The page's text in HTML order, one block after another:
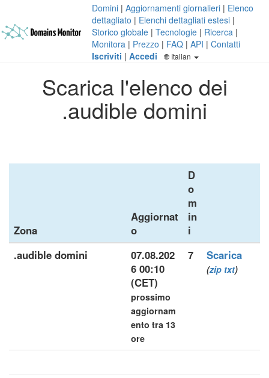
Domini | Aggiornamenti giornalieri | Elenco
dettagliato | Elenchi dettagliati estesi |
Storico globale | Tecnologie | Ricerca |
Monitora | Prezzo | FAQ | API | Contatti
Iscriviti | Accedi Italian
Scarica l'elenco dei
.audible domini
Zona
Aggiornat
o
D
o
m
in
i
.audible domini
07.08.202
6 00:10
(CET)
prossimo
aggiornam
ento tra 13
ore
7 Scarica
(zip txt)